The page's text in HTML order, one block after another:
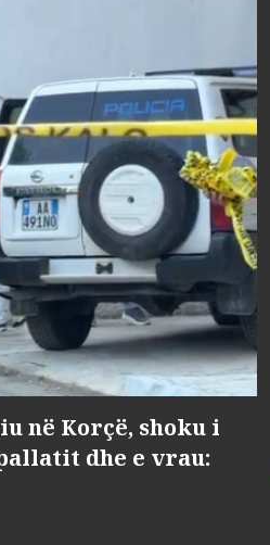
në Korçë, shoku i
dhe e vrau: